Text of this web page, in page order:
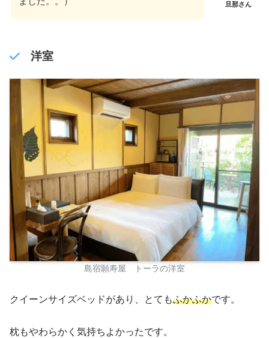
旦那さん
洋室
島宿願寿屋 トーラの洋室
クイーンサイズベッドがあり、とてもふかふかです。
枕もやわらかく気持ちよかったです。